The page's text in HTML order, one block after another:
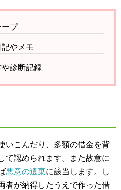
プ
やメモ
診断記録
いこんだり、多額の借金を背
て認められます。また故意に
悪意の遺棄に該当します。し
者が納得したうえで作った借